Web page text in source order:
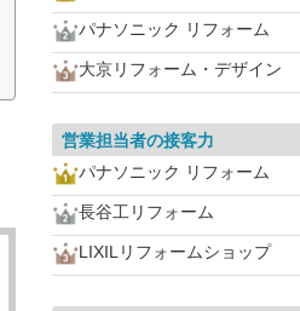
パナソニック リフォーム
大京リフォーム・デザイン
営業担当者の接客力
パナソニック リフォーム
長谷工リフォーム
LIXILリフォームショップ